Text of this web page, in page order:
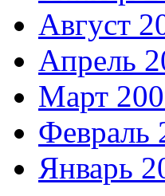
Август
Апрель
Март
Февраль
Январь